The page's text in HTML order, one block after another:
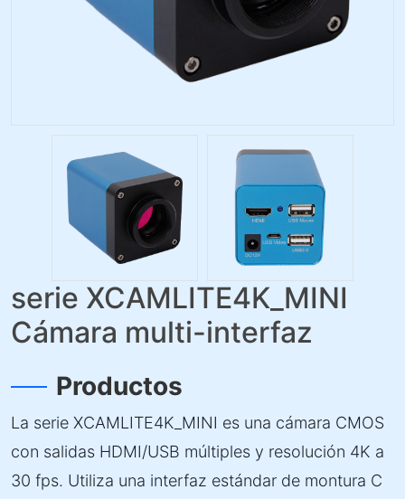
serie XCAMLITE4K_MINI
Cámara multi-interfaz
Productos
La serie XCAMLITE4K_MINI es una cámara CMOS
con salidas HDMI/USB múltiples y resolución 4K a
30 fps. Utiliza una interfaz estándar de montura C